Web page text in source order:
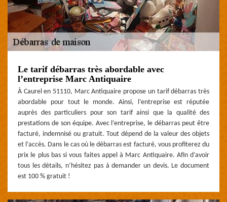
Le tarif débarras très abordable avec
l’entreprise Marc Antiquaire
À Caurel en 51110, Marc Antiquaire propose un tarif débarras très
abordable pour tout le monde. Ainsi, l’entreprise est réputée
auprès des particuliers pour son tarif ainsi que la qualité des
prestations de son équipe. Avec l’entreprise, le débarras peut être
facturé, indemnisé ou gratuit. Tout dépend de la valeur des objets
et l’accès. Dans le cas où le débarras est facturé, vous profiterez du
prix le plus bas si vous faites appel à Marc Antiquaire. Afin d’avoir
tous les détails, n’hésitez pas à demander un devis. Le document
est 100 % gratuit !